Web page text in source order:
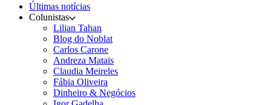
Últimas notícias
Colunistas
Lilian Tahan
Blog do Noblat
Carlos Carone
Andreza Matais
Claudia Meireles
Fábia Oliveira
Dinheiro & Negócios